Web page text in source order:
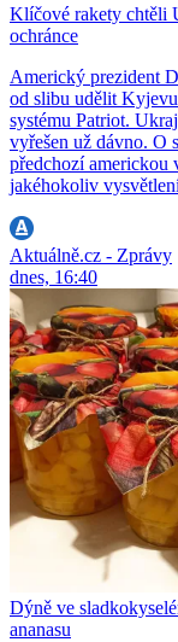
Klíčové rakety chtěli
ochránce
Americký prezident
od slibu udělit
systému Patriot.
vyřešen už dávno. O
předchozí americkou
jakéhokoliv
Aktuálně.cz - Zprávy
dnes, 16:40
Dýně ve
ananasu